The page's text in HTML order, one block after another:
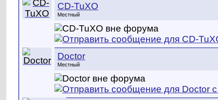
CD-TuXO
Местный
Doctor
Местный